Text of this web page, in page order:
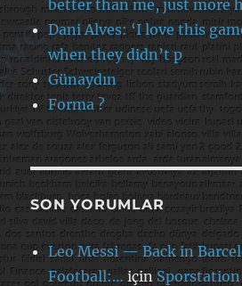
better than me, just more h
Dani Alves: ‘I love this
when they didn’t p
Günaydın
Forma ?
SON YORUMLAR
Leo Messi — Back in
Football:…içinSporstation